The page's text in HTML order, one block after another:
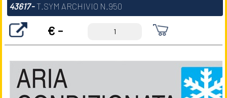
43617- T.SYM ARCHIVIO N.950
€ -